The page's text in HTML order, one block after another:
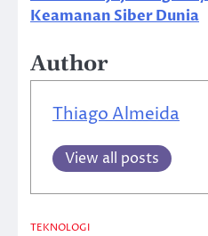
Keamanan Siber Dunia
Author
Thiago Almeida
View all posts
TEKNOLOGI